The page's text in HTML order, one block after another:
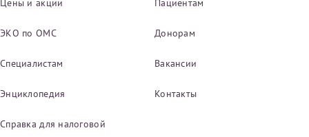
Цены и акции Пациентам
ЭКО по ОМС Донорам
Специалистам Вакансии
Энциклопедия Контакты
Справка для налоговой